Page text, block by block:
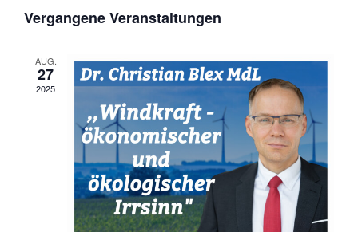
Navigation
wählen.
Vergangene Veranstaltungen
AUG.
27
2025